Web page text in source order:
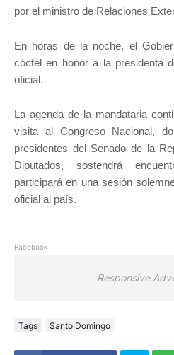
por el ministro de Relaciones
En horas de la noche, el
cóctel en honor a la presidenta
oficial.
La agenda de la mandataria
visita al Congreso Nacional,
presidentes del Senado de la
Diputados, sostendrá
participará en una sesión
oficial al país.
Facebook
Responsive
Tags Santo Domingo